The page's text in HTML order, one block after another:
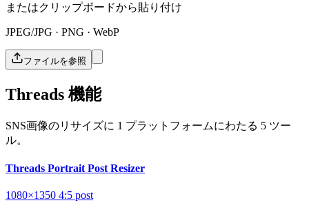
またはクリップボードから貼り付け
JPEG/JPG · PNG · WebP
ファイルを参照
Threads 機能
SNS画像のリサイズに 1 プラットフォームにわたる 5 ツー
ル。
Threads Portrait Post Resizer
1080×1350 4:5 post